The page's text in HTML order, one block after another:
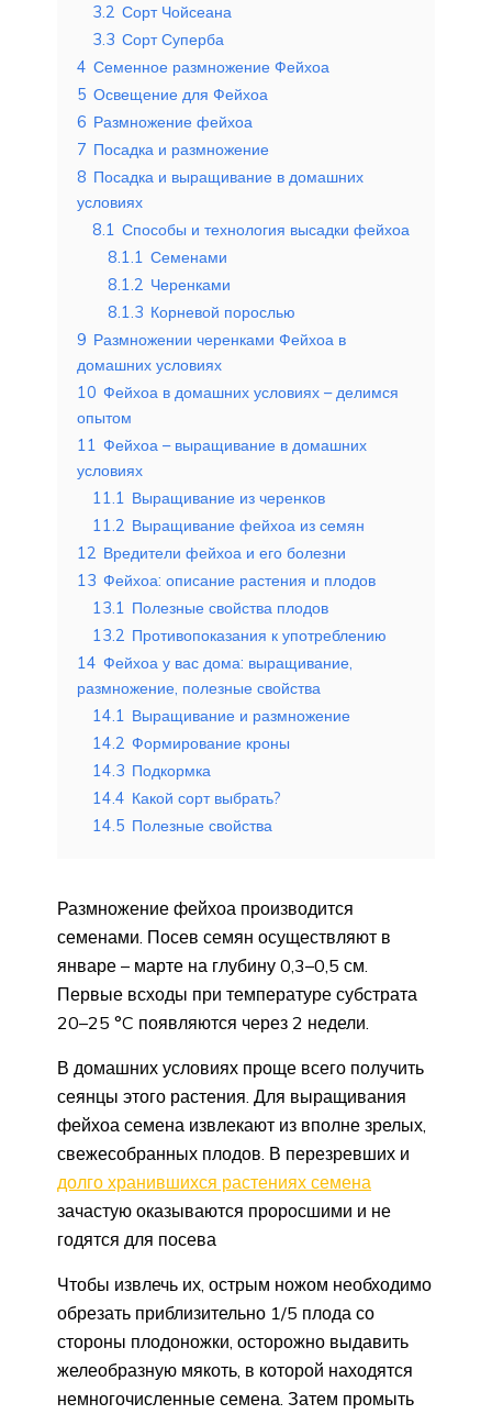
3.2 Сорт Чойсеана
3.3 Сорт Суперба
4 Семенное размножение Фейхоа
5 Освещение для Фейхоа
6 Размножение фейхоа
7 Посадка и размножение
8 Посадка и выращивание в домашних
условиях
8.1 Способы и технология высадки фейхоа
8.1.1 Семенами
8.1.2 Черенками
8.1.3 Корневой порослью
9 Размножении черенками Фейхоа в
домашних условиях
10 Фейхоа в домашних условиях – делимся
опытом
11 Фейхоа – выращивание в домашних
условиях
11.1 Выращивание из черенков
11.2 Выращивание фейхоа из семян
12 Вредители фейхоа и его болезни
13 Фейхоа: описание растения и плодов
13.1 Полезные свойства плодов
13.2 Противопоказания к употреблению
14 Фейхоа у вас дома: выращивание,
размножение, полезные свойства
14.1 Выращивание и размножение
14.2 Формирование кроны
14.3 Подкормка
14.4 Какой сорт выбрать?
14.5 Полезные свойства
Размножение фейхоа производится
семенами. Посев семян осуществляют в
январе – марте на глубину 0,3–0,5 см.
Первые всходы при температуре субстрата
20–25 °C появляются через 2 недели.
В домашних условиях проще всего получить
сеянцы этого растения. Для выращивания
фейхоа семена извлекают из вполне зрелых,
свежесобранных плодов. В перезревших и
долго хранившихся растениях семена
зачастую оказываются проросшими и не
годятся для посева
Чтобы извлечь их, острым ножом необходимо
обрезать приблизительно 1/5 плода со
стороны плодоножки, осторожно выдавить
желеобразную мякоть, в которой находятся
немногочисленные семена. Затем промыть